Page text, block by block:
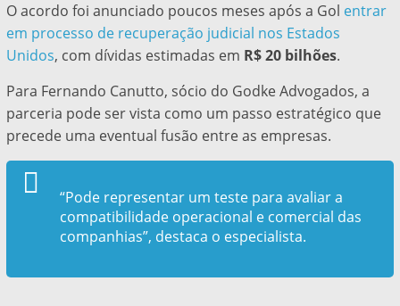
O acordo foi anunciado poucos meses após a Gol entrar
em processo de recuperação judicial nos Estados
Unidos, com dívidas estimadas em R$ 20 bilhões.
Para Fernando Canutto, sócio do Godke Advogados, a
parceria pode ser vista como um passo estratégico que
precede uma eventual fusão entre as empresas.
“Pode representar um teste para avaliar a
compatibilidade operacional e comercial das
companhias”, destaca o especialista.